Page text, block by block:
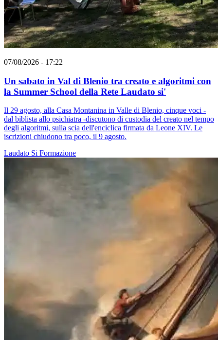
07/08/2026 - 17:22
Un sabato in Val di Blenio tra creato e algoritmi con
la Summer School della Rete Laudato si'
Il 29 agosto, alla Casa Montanina in Valle di Blenio, cinque voci -
dal biblista allo psichiatra -discutono di custodia del creato nel tempo
degli algoritmi, sulla scia dell'enciclica firmata da Leone XIV. Le
iscrizioni chiudono tra poco, il 9 agosto.
Laudato Si Formazione